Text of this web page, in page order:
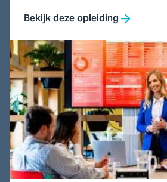
Bekijk deze opleiding
Ga
naar
Big
Data
Analist